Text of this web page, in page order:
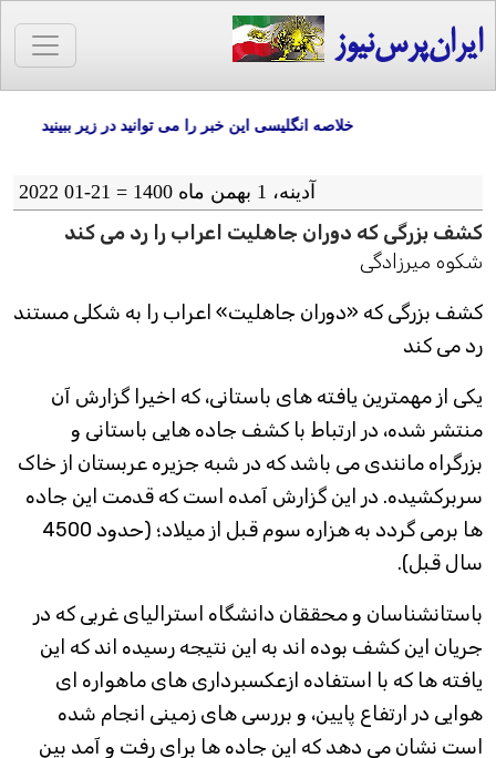
ایران‌پرس‌نیوز
خلاصه انگلیسی این خبر را می توانید در زیر ببینید
آدينه، 1 بهمن ماه 1400 = 21-01 2022
کشف بزرگی که دوران جاهلیت اعراب را رد می کند
شکوه میرزادگی
کشف بزرگی که «دوران جاهلیت» اعراب را به شکلی مستند
رد می کند
یکی از مهمترین یافته های باستانی، که اخیرا گزارش آن
منتشر شده، در ارتباط با کشف جاده هایی باستانی و
بزرگراه مانندی می باشد که در شبه جزیره عربستان از خاک
سربرکشیده. در این گزارش آمده است که قدمت این جاده
ها برمی گردد به هزاره سوم قبل از میلاد؛ (حدود 4500
سال قبل).
باستانشناسان و محققان دانشگاه استرالیای غربی که در
جریان این کشف بوده اند به این نتیجه رسیده اند که این
یافته ها که با استفاده ازعکسبرداری های ماهواره ای
هوایی در ارتفاع پایین، و بررسی های زمینی انجام شده
است نشان می دهد که این جاده ها برای رفت و آمد بین